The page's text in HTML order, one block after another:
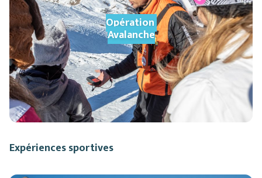
Opération
Avalanche
Expériences sportives